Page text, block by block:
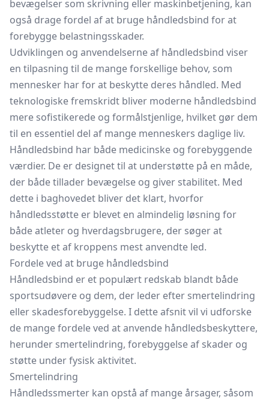
bevægelser som skrivning eller maskinbetjening, kan
også drage fordel af at bruge håndledsbind for at
forebygge belastningsskader.
Udviklingen og anvendelserne af håndledsbind viser
en tilpasning til de mange forskellige behov, som
mennesker har for at beskytte deres håndled. Med
teknologiske fremskridt bliver moderne håndledsbind
mere sofistikerede og formålstjenlige, hvilket gør dem
til en essentiel del af mange menneskers daglige liv.
Håndledsbind har både medicinske og forebyggende
værdier. De er designet til at understøtte på en måde,
der både tillader bevægelse og giver stabilitet. Med
dette i baghovedet bliver det klart, hvorfor
håndledsstøtte er blevet en almindelig løsning for
både atleter og hverdagsbrugere, der søger at
beskytte et af kroppens mest anvendte led.
Fordele ved at bruge håndledsbind
Håndledsbind er et populært redskab blandt både
sportsudøvere og dem, der leder efter smertelindring
eller skadesforebyggelse. I dette afsnit vil vi udforske
de mange fordele ved at anvende håndledsbeskyttere,
herunder smertelindring, forebyggelse af skader og
støtte under fysisk aktivitet.
Smertelindring
Håndledssmerter kan opstå af mange årsager, såsom